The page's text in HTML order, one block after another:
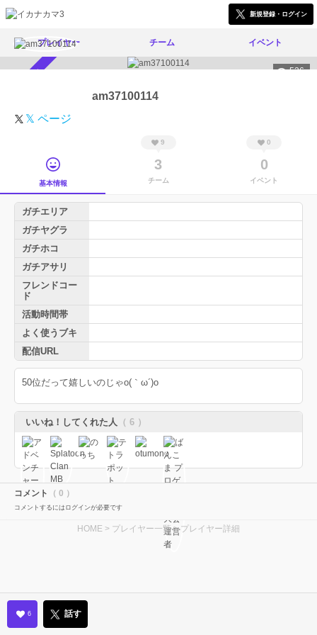
新規登録・ログイン
プレイヤー チーム イベント
526
am37100114
𝕏 ページ
基本情報
9
3
チーム
0
0
イベント
ガチエリア
ガチヤグラ
ガチホコ
ガチアサリ
フレンドコー
ド
活動時間帯
よく使うブキ
配信URL
50位だって嬉しいのじゃo(｀ω´)o
いいね！してくれた人 （ 6 ）
コメント （ 0 ）
コメントするにはログインが必要です
HOME > プレイヤー一覧> プレイヤー詳細
6 話す